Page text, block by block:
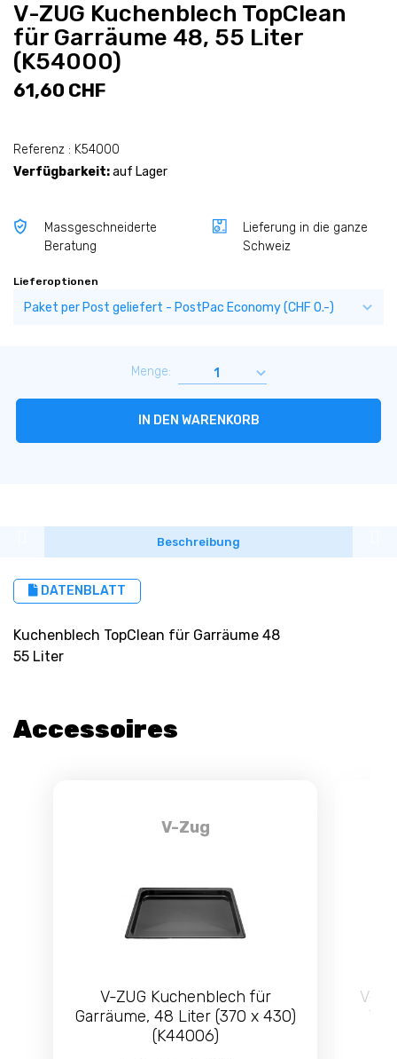
V-ZUG Kuchenblech TopClean
für Garräume 48, 55 Liter
(K54000)
61,60 CHF
Referenz : K54000
Verfügbarkeit:auf Lager
Massgeschneiderte
Beratung
Lieferung in die ganze
Schweiz
Lieferoptionen
Menge:
IN DEN WARENKORB
Beschreibung
DATENBLATT
Kuchenblech TopClean für Garräume 48
55 Liter
Accessoires
V-Zug
V-ZUG Kuchenblech für
Garräume, 48 Liter (370 x 430)
(K44006)
V-